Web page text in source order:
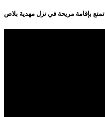
تمتع بإقامة مريحة في نزل مهدية بلاص